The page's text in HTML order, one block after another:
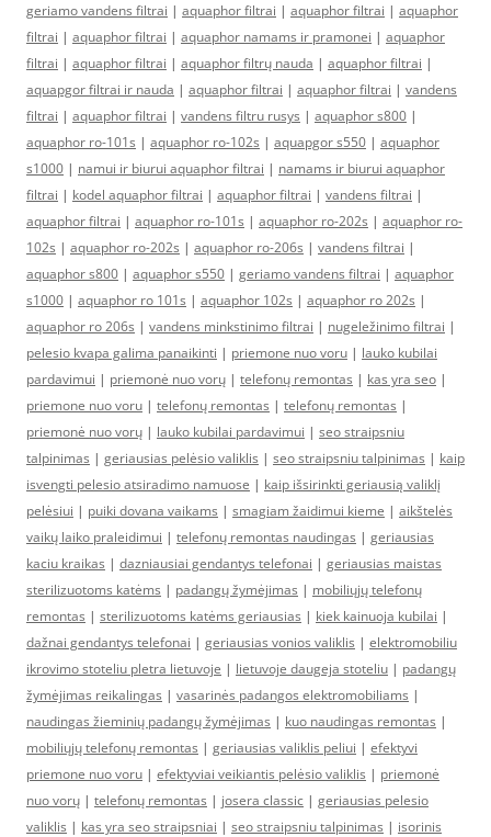
geriamo vandens filtrai | aquaphor filtrai | aquaphor filtrai | aquaphor
filtrai | aquaphor filtrai | aquaphor namams ir pramonei | aquaphor
filtrai | aquaphor filtrai | aquaphor filtrų nauda | aquaphor filtrai |
aquapgor filtrai ir nauda | aquaphor filtrai | aquaphor filtrai | vandens
filtrai | aquaphor filtrai | vandens filtru rusys | aquaphor s800 |
aquaphor ro-101s | aquaphor ro-102s | aquapgor s550 | aquaphor
s1000 | namui ir biurui aquaphor filtrai | namams ir biurui aquaphor
filtrai | kodel aquaphor filtrai | aquaphor filtrai | vandens filtrai |
aquaphor filtrai | aquaphor ro-101s | aquaphor ro-202s | aquaphor ro-
102s | aquaphor ro-202s | aquaphor ro-206s | vandens filtrai |
aquaphor s800 | aquaphor s550 | geriamo vandens filtrai | aquaphor
s1000 | aquaphor ro 101s | aquaphor 102s | aquaphor ro 202s |
aquaphor ro 206s | vandens minkstinimo filtrai | nugeležinimo filtrai |
pelesio kvapa galima panaikinti | priemone nuo voru | lauko kubilai
pardavimui | priemonė nuo vorų | telefonų remontas | kas yra seo |
priemone nuo voru | telefonų remontas | telefonų remontas |
priemonė nuo vorų | lauko kubilai pardavimui | seo straipsniu
talpinimas | geriausias pelėsio valiklis | seo straipsniu talpinimas | kaip
isvengti pelesio atsiradimo namuose | kaip išsirinkti geriausią valiklį
pelėsiui | puiki dovana vaikams | smagiam žaidimui kieme | aikštelės
vaikų laiko praleidimui | telefonų remontas naudingas | geriausias
kaciu kraikas | dazniausiai gendantys telefonai | geriausias maistas
sterilizuotoms katėms | padangų žymėjimas | mobiliųjų telefonų
remontas | sterilizuotoms katėms geriausias | kiek kainuoja kubilai |
dažnai gendantys telefonai | geriausias vonios valiklis | elektromobiliu
ikrovimo stoteliu pletra lietuvoje | lietuvoje daugeja stoteliu | padangų
žymėjimas reikalingas | vasarinės padangos elektromobiliams |
naudingas žieminių padangų žymėjimas | kuo naudingas remontas |
mobiliųjų telefonų remontas | geriausias valiklis peliui | efektyvi
priemone nuo voru | efektyviai veikiantis pelėsio valiklis | priemonė
nuo vorų | telefonų remontas | josera classic | geriausias pelesio
valiklis | kas yra seo straipsniai | seo straipsniu talpinimas | isorinis